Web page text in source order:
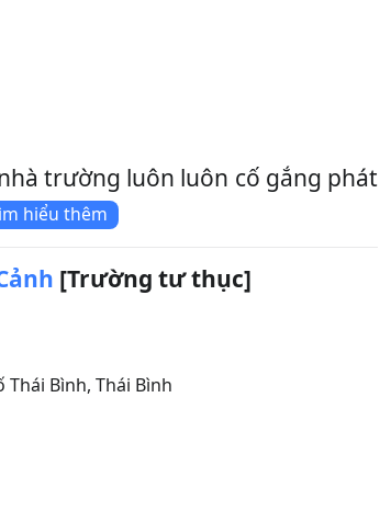
trường luôn luôn cố gắng phát
hiểu thêm
[Trường tư thục]
Thái Bình, Thái Bình